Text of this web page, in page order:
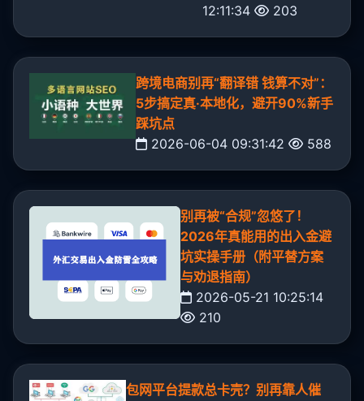
12:11:34
203
跨境电商别再“翻译错 钱算不对”：
5步搞定真·本地化，避开90%新手
踩坑点
2026-06-04 09:31:42
588
别再被“合规”忽悠了！
2026年真能用的出入金避
坑实操手册（附平替方案
与劝退指南）
2026-05-21 10:25:14
210
包网平台提款总卡壳？别再靠人催